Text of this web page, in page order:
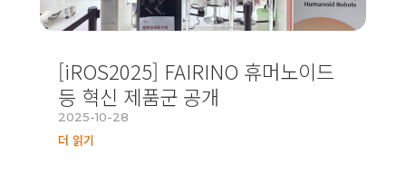
[iROS2025] FAIRINO 휴머노이드
등 혁신 제품군 공개
2025-10-28
더 읽기